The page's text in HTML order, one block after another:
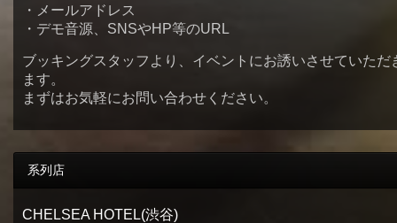
・メールアドレス
・デモ音源、SNSやHP等のURL
ブッキングスタッフより、イベントにお誘いさせていただ
ます。
まずはお気軽にお問い合わせください。
系列店
CHELSEA HOTEL(渋谷)